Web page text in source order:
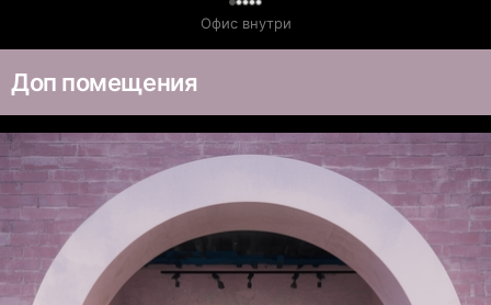
Офис внутри
Доп помещения